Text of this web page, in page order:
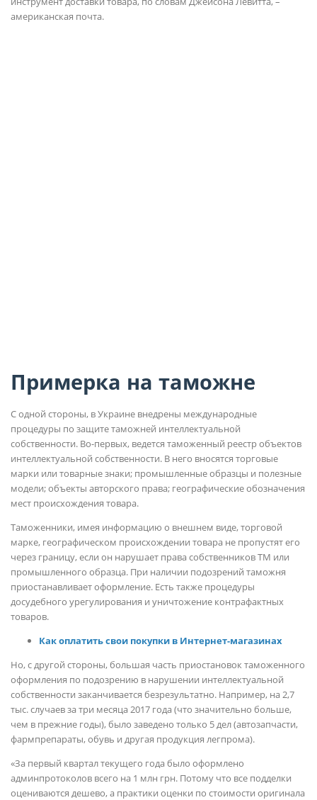
американская почта.
Примерка на таможне
С одной стороны, в Украине внедрены международные
процедуры по защите таможней интеллектуальной
собственности. Во-первых, ведется таможенный реестр объектов
интеллектуальной собственности. В него вносятся торговые
марки или товарные знаки; промышленные образцы и полезные
модели; объекты авторского права; географические обозначения
мест происхождения товара.
Таможенники, имея информацию о внешнем виде, торговой
марке, географическом происхождении товара не пропустят его
через границу, если он нарушает права собственников ТМ или
промышленного образца. При наличии подозрений таможня
приостанавливает оформление. Есть также процедуры
досудебного урегулирования и уничтожение контрафактных
товаров.
Как оплатить свои покупки в Интернет-магазинах
Но, с другой стороны, большая часть приостановок таможенного
оформления по подозрению в нарушении интеллектуальной
собственности заканчивается безрезультатно. Например, на 2,7
тыс. случаев за три месяца 2017 года (что значительно больше,
чем в прежние годы), было заведено только 5 дел (автозапчасти,
фармпрепараты, обувь и другая продукция легпрома).
«За первый квартал текущего года было оформлено
админпротоколов всего на 1 млн грн. Потому что все подделки
оцениваются дешево, а практики оценки по стоимости оригинала